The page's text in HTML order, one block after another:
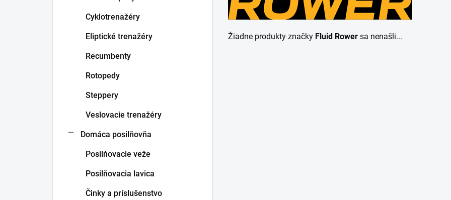
Cyklotrenažéry
Eliptické trenažéry
Recumbenty
Rotopedy
Steppery
Veslovacie trenažéry
Domáca posilňovňa
Posilňovacie veže
Posilňovacia lavica
Činky a príslušenstvo
Žiadne produkty značky Fluid Rower sa nenašli...